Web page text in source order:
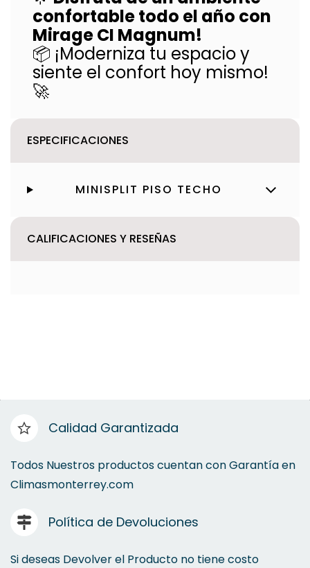
confortable todo el año con
Mirage CI Magnum!
📦 ¡Moderniza tu espacio y
siente el confort hoy mismo!
🚀
ESPECIFICACIONES
MINISPLIT PISO TECHO
CALIFICACIONES Y RESEÑAS
Calidad Garantizada
Todos Nuestros productos cuentan con Garantía en
Climasmonterrey.com
Política de Devoluciones
Si deseas Devolver el Producto no tiene costo